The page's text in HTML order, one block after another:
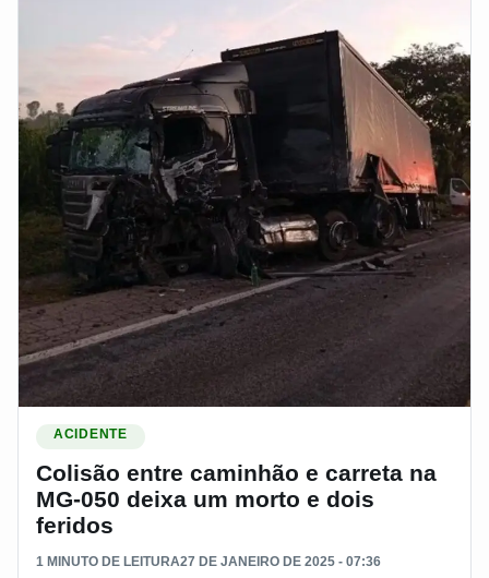
ACIDENTE
Colisão entre caminhão e carreta na
MG-050 deixa um morto e dois
feridos
1 MINUTO DE LEITURA27 DE JANEIRO DE 2025 - 07:36